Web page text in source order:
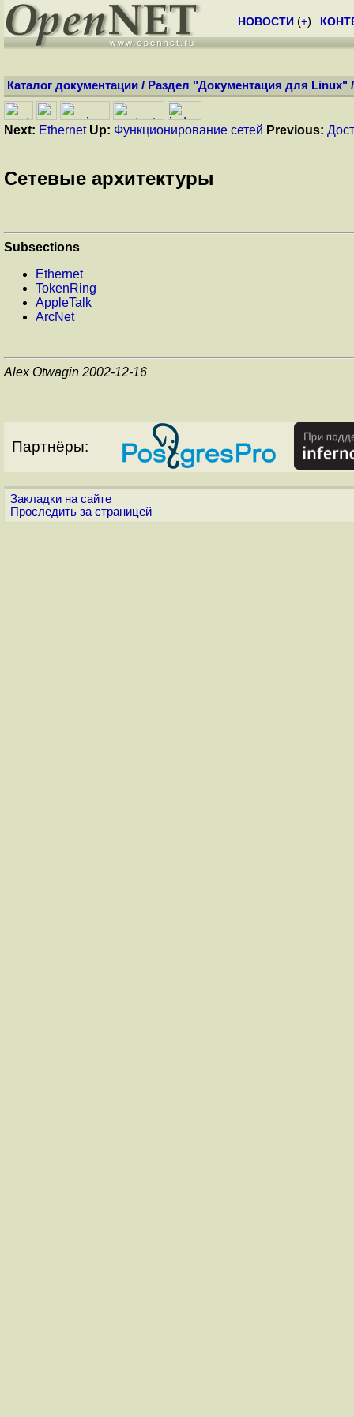
НОВОСТИ (+)
Каталог документации / Раздел "Документация для Linux"
Next: Ethernet Up: Функционирование сетей Previous:
Сетевые архитектуры
Subsections
Ethernet
TokenRing
AppleTalk
ArcNet
Alex Otwagin 2002-12-16
Партнёры:
Закладки на сайте
Проследить за страницей